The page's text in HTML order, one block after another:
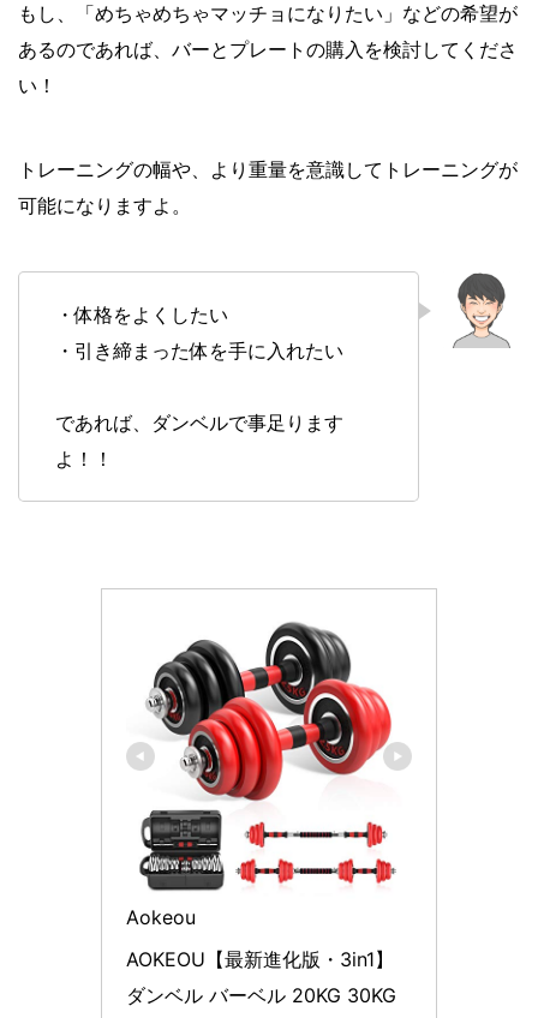
もし、「めちゃめちゃマッチョになりたい」などの希望が
あるのであれば、バーとプレートの購入を検討してくださ
い！
トレーニングの幅や、より重量を意識してトレーニングが
可能になりますよ。
・体格をよくしたい
・引き締まった体を手に入れたい
であれば、ダンベルで事足ります
よ！！
Aokeou
AOKEOU【最新進化版・3in1】
ダンベル バーベル 20KG 30KG